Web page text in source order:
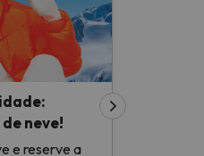
neve!
e reserve a